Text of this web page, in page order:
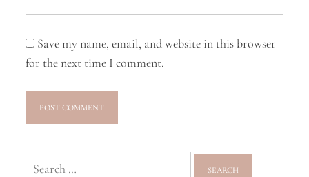
Save my name, email, and website in this browser
for the next time I comment.